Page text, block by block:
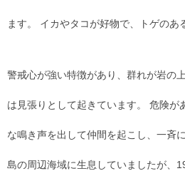
ます。 イカやタコが好物で、トゲのあ
警戒心が強い特徴があり、群れが岩の
は見張りとして起きています。 危険が
な鳴き声を出して仲間を起こし、一斉
島の周辺海域に生息していましたが、